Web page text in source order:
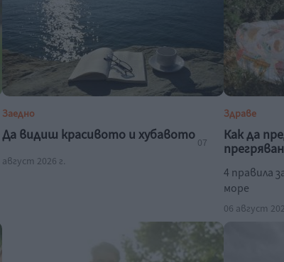
Заедно
Да видиш красивото и хубавото 07
август 2026 г.
Здраве
Как да
4 правила
море
06 август